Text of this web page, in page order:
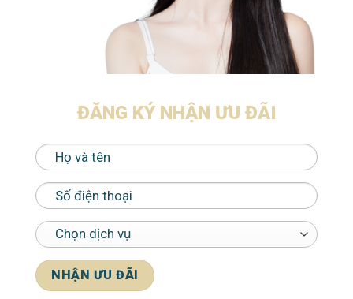
ĐĂNG KÝ NHẬN ƯU ĐÃI